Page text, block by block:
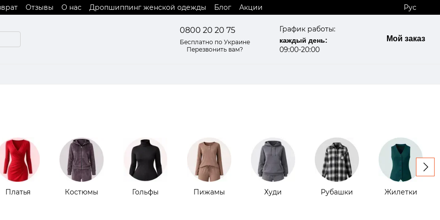
Отзывы О нас Дропшиппинг женской одежды Блог
Акции
Рус
0800 20 20 75
Бесплатно по Украине
Перезвонить вам?
График работы:
каждый день:
09:00-20:00
Мой заказ
Платья Костюмы Гольфы Пижамы Худи Рубашки Жилетки